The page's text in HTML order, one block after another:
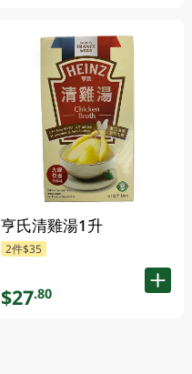
亨氏清雞湯1升
2件$35
$27.80